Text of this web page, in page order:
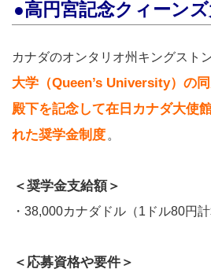
●高円宮記念クィーン
カナダのオンタリオ州キングスト
大学（Queen’s University）の
殿下を記念して在日カナダ大使
れた奨学金制度 。
＜奨学金支給額＞
・38,000カナダドル（1ドル80円
＜応募資格や要件＞